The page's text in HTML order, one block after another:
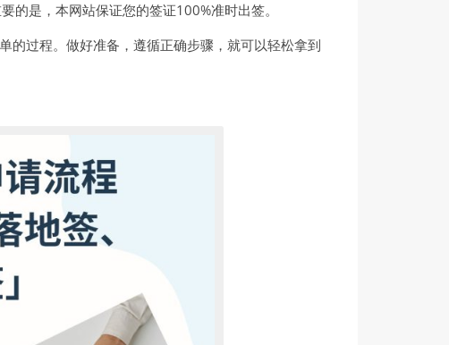
的是，本网站保证您的签证100%准时出签。
的过程。做好准备，遵循正确步骤，就可以轻松拿到